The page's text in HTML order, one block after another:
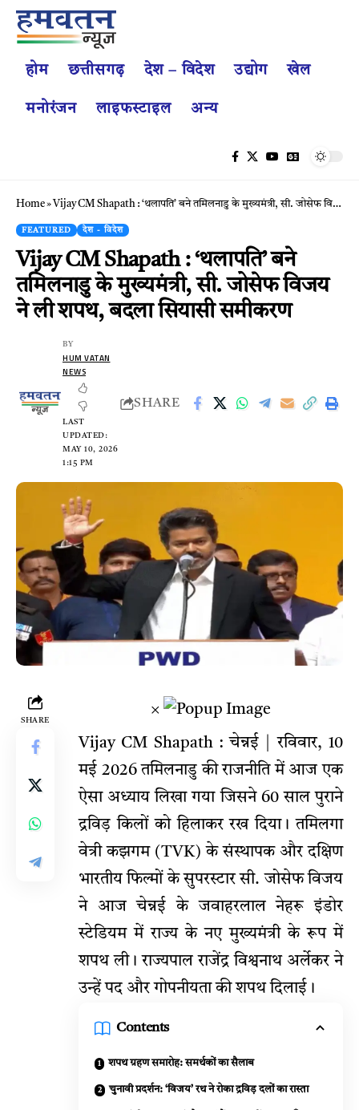
होम छत्तीसगढ़ देश – विदेश उद्योग खेल
मनोरंजन लाइफस्टाइल अन्य
Home» Vijay CM Shapath : ‘थलापति’ बने तमिलनाडु के मुख्यमंत्री, सी. जोसेफ विजय ने ली शपथ, बदला सियासी समीकरण
FEATURED देश - विदेश
Vijay CM Shapath : ‘थलापति’ बने
तमिलनाडु के मुख्यमंत्री, सी. जोसेफ विजय
ने ली शपथ, बदला सियासी समीकरण
LAST
UPDATED:
MAY 10, 2026
1:15 PM
BY
HUM VATAN
NEWS
SHARE
SHARE
×
Vijay CM Shapath : चेन्नई | रविवार, 10
मई 2026 तमिलनाडु की राजनीति में आज एक
ऐसा अध्याय लिखा गया जिसने 60 साल पुराने
द्रविड़ किलों को हिलाकर रख दिया। तमिलगा
वेत्री कझगम (TVK) के संस्थापक और दक्षिण
भारतीय फिल्मों के सुपरस्टार सी. जोसेफ विजय
ने आज चेन्नई के जवाहरलाल नेहरू इंडोर
स्टेडियम में राज्य के नए मुख्यमंत्री के रूप में
शपथ ली। राज्यपाल राजेंद्र विश्वनाथ अर्लेकर ने
उन्हें पद और गोपनीयता की शपथ दिलाई।
Contents
शपथ ग्रहण समारोह: समर्थकों का सैलाब
चुनावी प्रदर्शन: ‘विजय’ रथ ने रोका द्रविड़ दलों का रास्ता